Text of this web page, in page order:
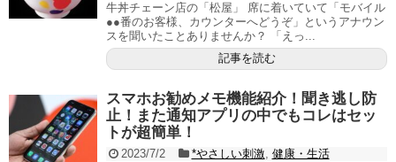
牛丼チェーン店の「松屋」 席に着いていて「モバイル
●●番のお客様、カウンターへどうぞ」というアナウン
スを聞いたことありませんか？ 「えっ...
記事を読む
スマホお勧めメモ機能紹介！聞き逃し防
止！また通知アプリの中でもコレはセッ
トが超簡単！
2023/7/2 *やさしい刺激, 健康・生活